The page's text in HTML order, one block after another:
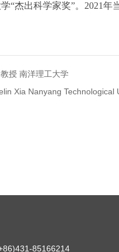
“杰出科学家奖”。2021年
授 南洋理工大学
Xia Nanyang Technological
85166214